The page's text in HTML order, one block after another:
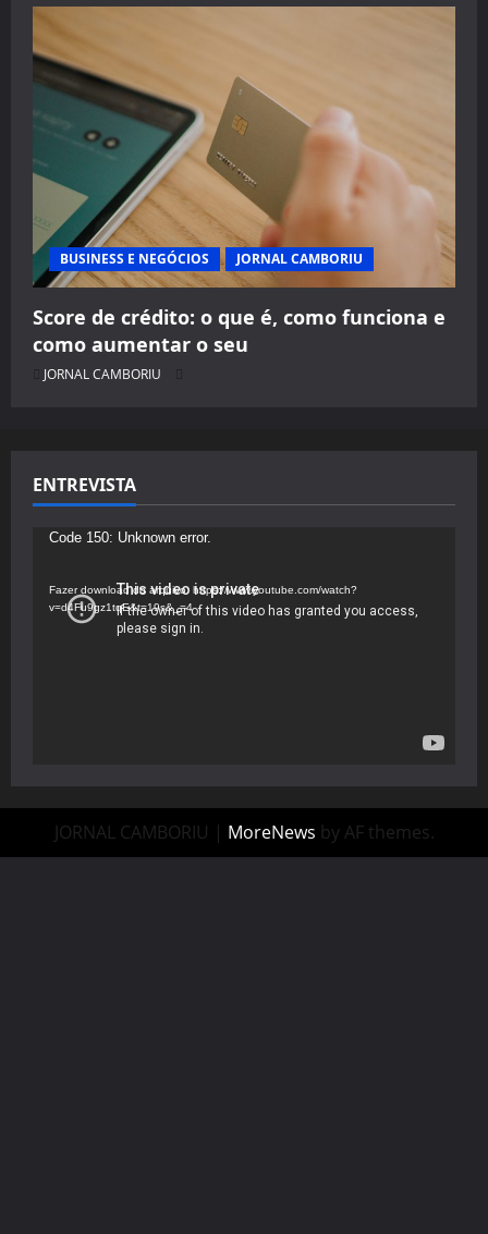
BUSINESS E NEGÓCIOS JORNAL CAMBORIU
Score de crédito: o que é, como funciona e
como aumentar o seu
JORNAL CAMBORIU
ENTREVISTA
Tocador
vídeo
Code 150: Unknown error.
Fazer download do arquivo: https://www.youtube.com/watch?
v=d4Fu9gz1tqE&t=19s&_=4
JORNAL CAMBORIU | MoreNews by AF themes.